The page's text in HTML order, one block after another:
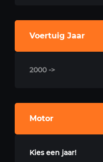
Voertuig Jaar
2000 ->
Motor
Kies een jaar!